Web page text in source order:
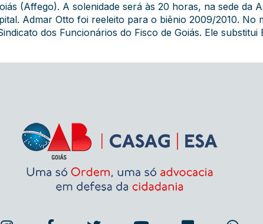
(Affego). A solenidade será às 20 horas, na sede da
Admar Otto foi reeleito para o biênio 2009/2010. No
dos Funcionários do Fisco de Goiás. Ele substitui